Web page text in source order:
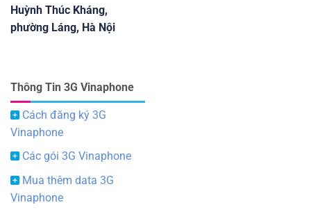
Huỳnh Thúc Kháng,
phường Láng, Hà Nội
Thông Tin 3G Vinaphone
Cách đăng ký 3G
Vinaphone
Các gói 3G Vinaphone
Mua thêm data 3G
Vinaphone